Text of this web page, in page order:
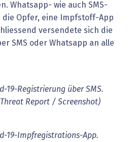
Whatsapp- wie auch SMS-
Opfer, eine Impfstoff-App
versendete sich die
SMS oder Whatsapp an alle
19-Registrierung über SMS.
Report / Screenshot)
19-Impfregistrations-App.